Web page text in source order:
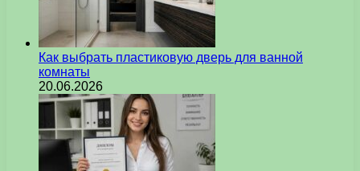
Как выбрать пластиковую дверь для ванной
комнаты
20.06.2026